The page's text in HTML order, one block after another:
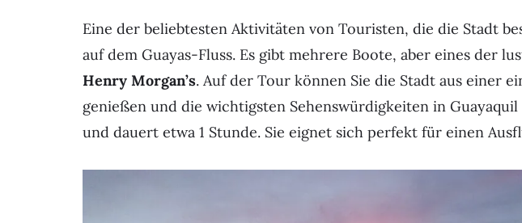
Eine der beliebtesten Aktivitäten von Touristen, die die Stadt
auf dem Guayas-Fluss. Es gibt mehrere Boote, aber eines der
Henry Morgan’s. Auf der Tour können Sie die Stadt aus einer
genießen und die wichtigsten Sehenswürdigkeiten in Guayaquil
und dauert etwa 1 Stunde. Sie eignet sich perfekt für einen